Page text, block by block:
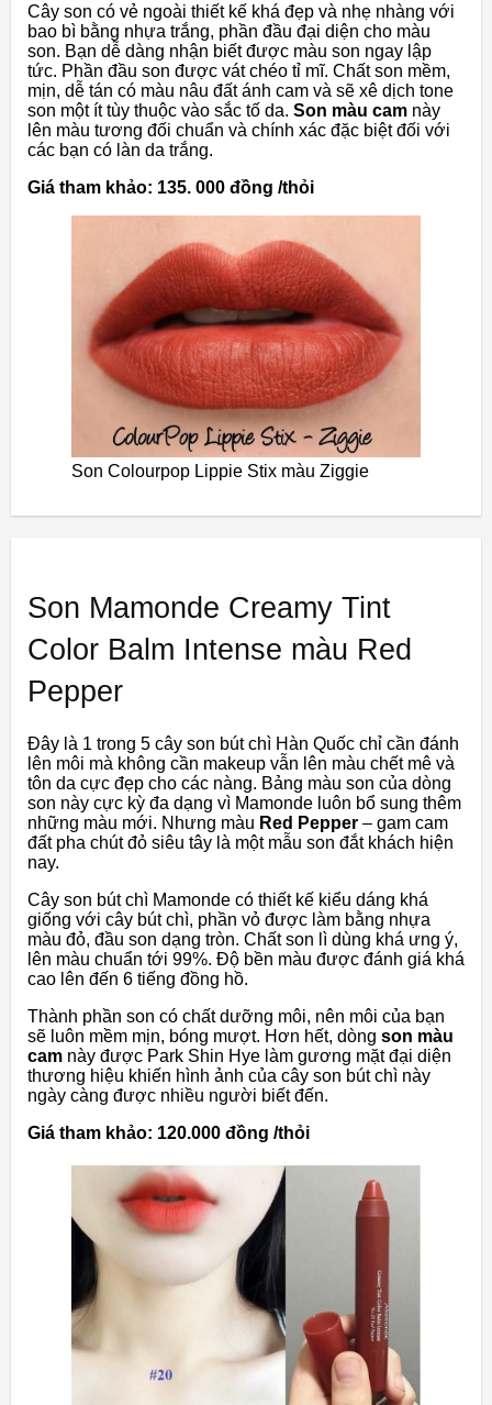
Cây son có vẻ ngoài thiết kế khá đẹp và nhẹ nhàng với
bao bì bằng nhựa trắng, phần đầu đại diện cho màu
son. Bạn dễ dàng nhận biết được màu son ngay lập
tức. Phần đầu son được vát chéo tỉ mĩ. Chất son mềm,
mịn, dễ tán có màu nâu đất ánh cam và sẽ xê dịch tone
son một ít tùy thuộc vào sắc tố da. Son màu cam này
lên màu tương đối chuẩn và chính xác đặc biệt đối với
các bạn có làn da trắng.
Giá tham khảo: 135. 000 đồng /thỏi
Son Colourpop Lippie Stix màu Ziggie
Son Mamonde Creamy Tint
Color Balm Intense màu Red
Pepper
Đây là 1 trong 5 cây son bút chì Hàn Quốc chỉ cần đánh
lên môi mà không cần makeup vẫn lên màu chết mê và
tôn da cực đẹp cho các nàng. Bảng màu son của dòng
son này cực kỳ đa dạng vì Mamonde luôn bổ sung thêm
những màu mới. Nhưng màu Red Pepper – gam cam
đất pha chút đỏ siêu tây là một mẫu son đắt khách hiện
nay.
Cây son bút chì Mamonde có thiết kế kiểu dáng khá
giống với cây bút chì, phần vỏ được làm bằng nhựa
màu đỏ, đầu son dạng tròn. Chất son lì dùng khá ưng ý,
lên màu chuẩn tới 99%. Độ bền màu được đánh giá khá
cao lên đến 6 tiếng đồng hồ.
Thành phần son có chất dưỡng môi, nên môi của bạn
sẽ luôn mềm mịn, bóng mượt. Hơn hết, dòng son màu
cam này được Park Shin Hye làm gương mặt đại diện
thương hiệu khiến hình ảnh của cây son bút chì này
ngày càng được nhiều người biết đến.
Giá tham khảo: 120.000 đồng /thỏi